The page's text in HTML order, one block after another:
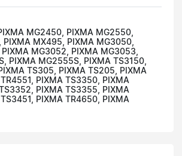
MG2450, PIXMA MG2550,
PIXMA MX495, PIXMA MG3050,
PIXMA MG3052, PIXMA MG3053,
PIXMA MG2555S, PIXMA TS3150,
TS305, PIXMA TS205, PIXMA
PIXMA TS3350, PIXMA
PIXMA TS3355, PIXMA
PIXMA TR4650, PIXMA